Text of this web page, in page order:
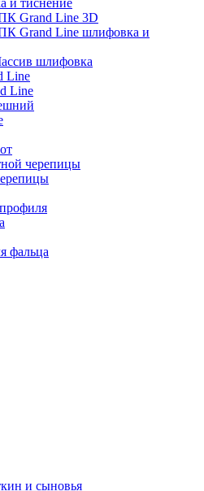
и тиснение
Grand Line 3D
Grand Line шлифовка и
шлифовка
Line
Line
черепицы
фальца
и сыновья